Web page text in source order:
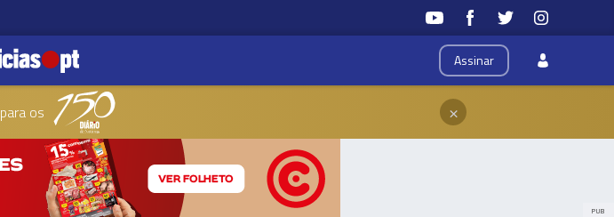
Assinar
para os ×
PUB